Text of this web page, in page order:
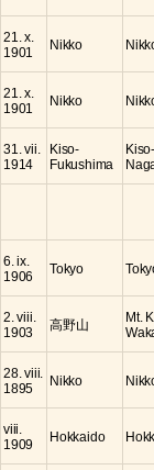
21. x.
1901
Nikko
21. x.
1901
Nikko
31. vii.
1914
Kiso-
Fukushima
6. ix.
1906
Tokyo
2. viii.
1903
高野山
Mt.
28. viii.
1895
Nikko
viii.
1909
Hokkaido